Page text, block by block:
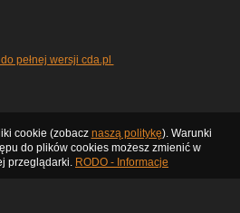
pełnej wersji cda.pl
cookie (zobacz naszą politykę). Warunki
do plików cookies możesz zmienić w
przeglądarki. RODO - Informacje